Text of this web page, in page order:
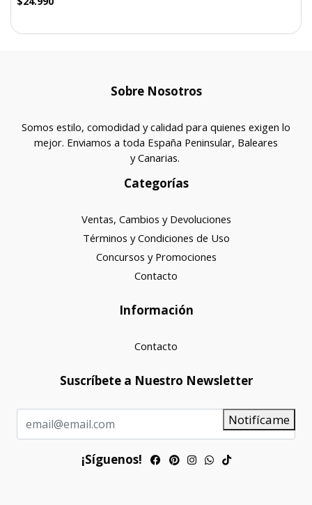
Sobre Nosotros
Somos estilo, comodidad y calidad para quienes exigen lo
mejor. Enviamos a toda España Peninsular, Baleares
y Canarias.
Categorías
Ventas, Cambios y Devoluciones
Términos y Condiciones de Uso
Concursos y Promociones
Contacto
Información
Contacto
Suscríbete a Nuestro Newsletter
Notifícame
¡Síguenos!